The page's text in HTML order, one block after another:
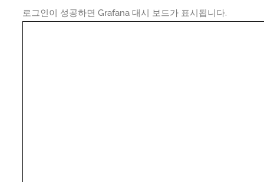
로그인이 성공하면 Grafana 대시 보드가 표시됩니다.